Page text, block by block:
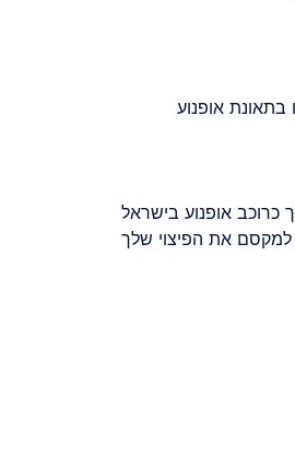
אופנוע
כרוכב אופנוע בישראל
למקסם את הפיצוי שלך